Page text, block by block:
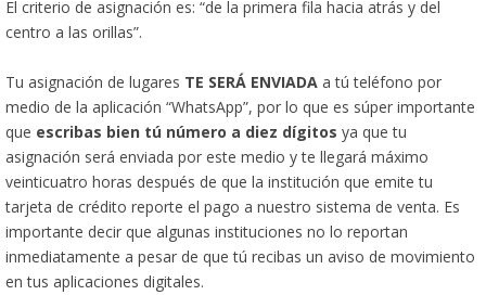
El criterio de asignación es: “de la primera fila hacia atrás y del
centro a las orillas”.
Tu asignación de lugares TE SERÁ ENVIADA a tú teléfono por
medio de la aplicación “WhatsApp”, por lo que es súper importante
que escribas bien tú número a diez dígitos ya que tu
asignación será enviada por este medio y te llegará máximo
veinticuatro horas después de que la institución que emite tu
tarjeta de crédito reporte el pago a nuestro sistema de venta. Es
importante decir que algunas instituciones no lo reportan
inmediatamente a pesar de que tú recibas un aviso de movimiento
en tus aplicaciones digitales.